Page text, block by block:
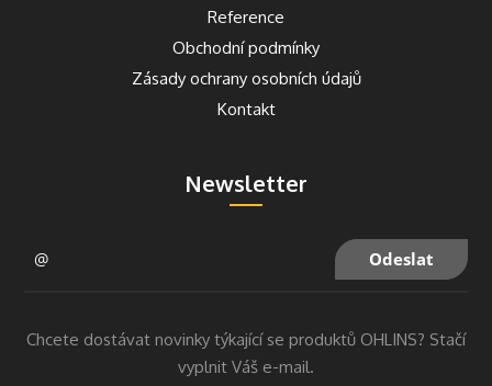
Reference
Obchodní podmínky
Zásady ochrany osobních údajů
Kontakt
Newsletter
Chcete dostávat novinky týkající se produktů OHLINS? Stačí
vyplnit Váš e-mail.